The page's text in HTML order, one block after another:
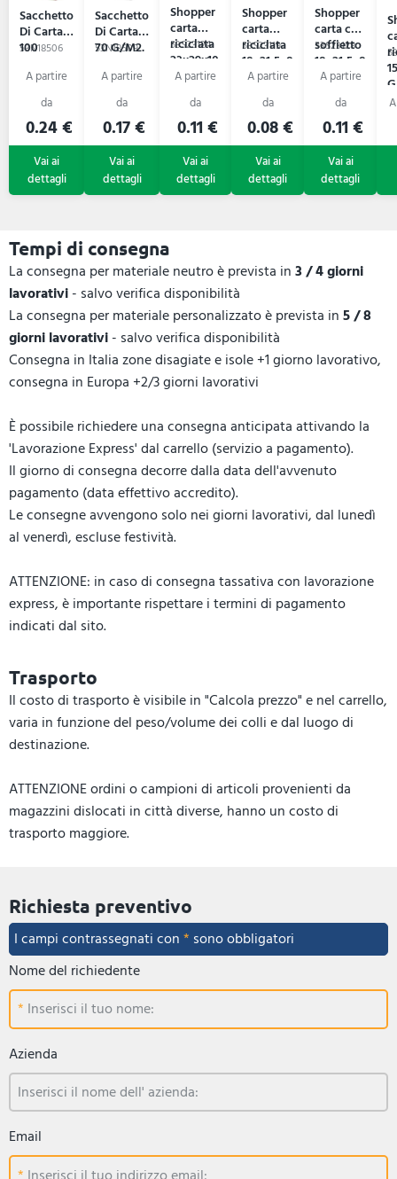
Sacchetto
Di Carta
100
Boutique
53N18506
0.24 €
Sacchetto
Di Carta
70 G/M2.
53N18509
0.17 €
Shopper
carta
riciclata
23x29x10
GINEVRA
53S23124
0.11 €
Shopper
carta
riciclata
18x21,5x8
GIANNA
53S23119
0.08 €
Shopper
carta con
soffietto
18x21,5x8
GIORGIA
53S23128
0.11 €
Tempi di consegna
La consegna per materiale neutro è prevista in3 / 4 giorni
lavorativi- salvo verifica disponibilità
La consegna per materiale personalizzato è prevista in5 / 8
giorni lavorativi- salvo verifica disponibilità
Consegna in Italia zone disagiate e isole +1 giorno lavorativo,
consegna in Europa +2/3 giorni lavorativi
È possibile richiedere una consegna anticipata attivando la
'Lavorazione Express' dal carrello (servizio a pagamento).
Il giorno di consegna decorre dalla data dell'avvenuto
pagamento (data effettivo accredito).
Le consegne avvengono solo nei giorni lavorativi, dal lunedì
al venerdì, escluse festività.
ATTENZIONE: in caso di consegna tassativa con lavorazione
express, è importante rispettare i termini di pagamento
indicati dal sito.
Trasporto
Il costo di trasporto è visibile in "Calcola prezzo" e nel carrello,
varia in funzione del peso/volume dei colli e dal luogo di
destinazione.
ATTENZIONE ordini o campioni di articoli provenienti da
magazzini dislocati in città diverse, hanno un costo di
trasporto maggiore.
Richiesta preventivo
I campi contrassegnati con* sono obbligatori
Nome del richiedente
Inserisci il tuo nome:
Azienda
Inserisci il nome dell' azienda:
Email